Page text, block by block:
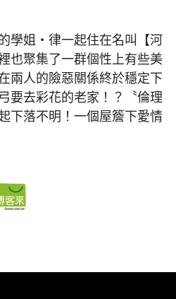
學姐‧律一起住在名叫【河
也聚集了一群個性上有些美
兩人的險惡關係終於穩定下
要去彩花的老家！？〝倫理
下落不明！一個屋簷下愛情